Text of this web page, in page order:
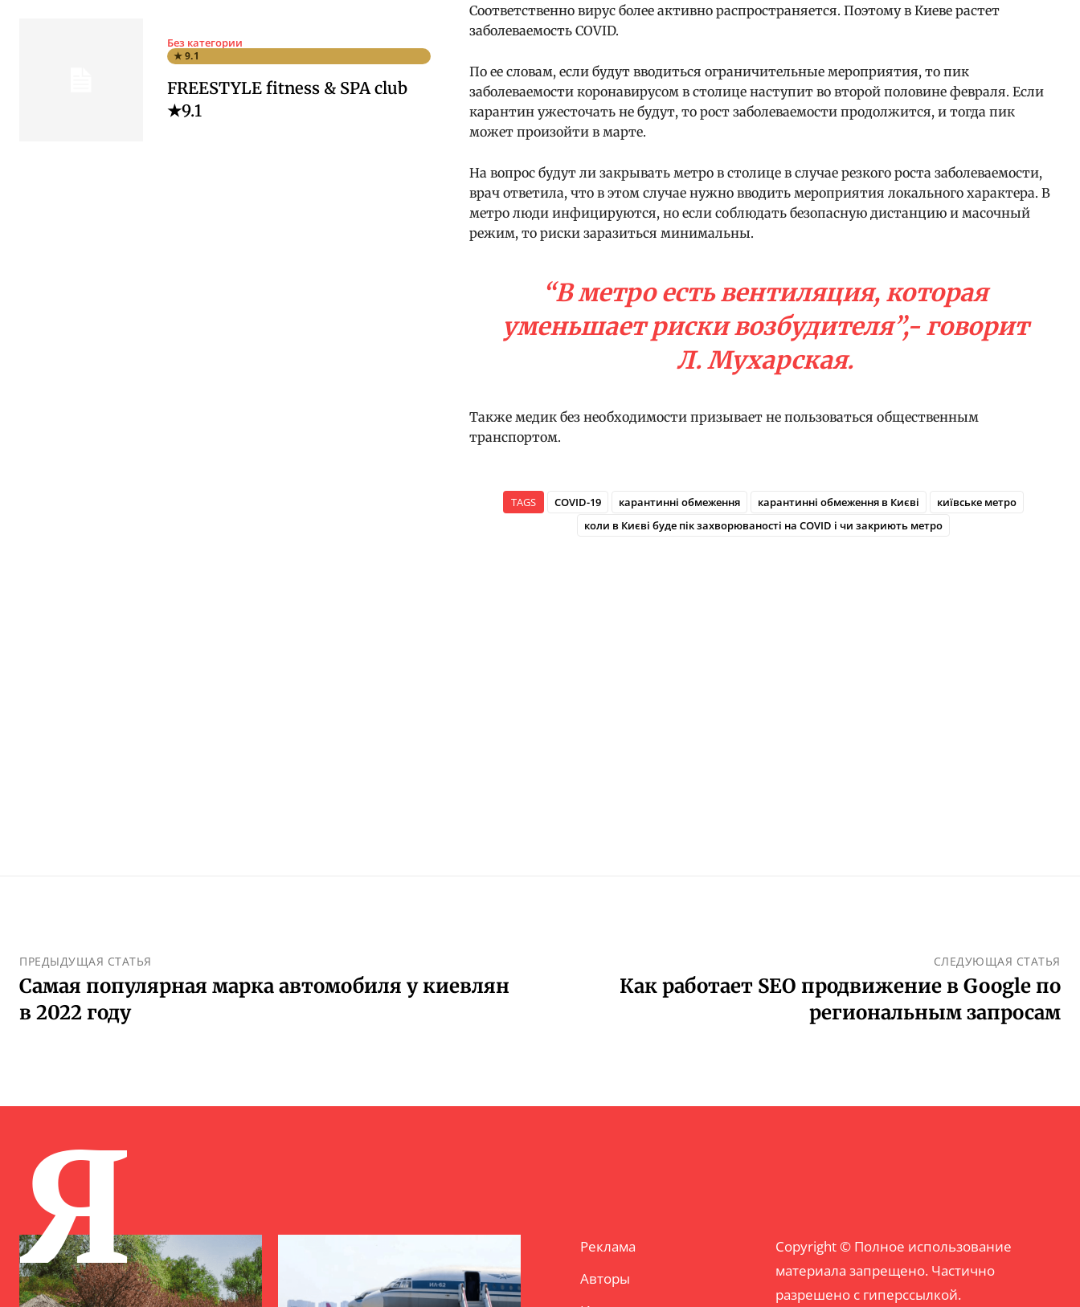
Без категории
★ 9.1
FREESTYLE fitness & SPA club
★9.1
Соответственно вирус более активно распространяется. Поэтому в Киеве растет
заболеваемость COVID.
По ее словам, если будут вводиться ограничительные мероприятия, то пик
заболеваемости коронавирусом в столице наступит во второй половине февраля. Если
карантин ужесточать не будут, то рост заболеваемости продолжится, и тогда пик
может произойти в марте.
На вопрос будут ли закрывать метро в столице в случае резкого роста заболеваемости,
врач ответила, что в этом случае нужно вводить мероприятия локального характера. В
метро люди инфицируются, но если соблюдать безопасную дистанцию и масочный
режим, то риски заразиться минимальны.
“В метро есть вентиляция, которая
уменьшает риски возбудителя”,- говорит
Л. Мухарская.
Также медик без необходимости призывает не пользоваться общественным
транспортом.
TAGS COVID-19 карантинні обмеження карантинні обмеження в Києві
київське метро
коли в Києві буде пік захворюваності на COVID і чи закриють метро
ПРЕДЫДУЩАЯ СТАТЬЯ
Самая популярная марка автомобиля у киевлян
в 2022 году
СЛЕДУЮЩАЯ СТАТЬЯ
Как работает SEO продвижение в Google по
региональным запросам
Я
Реклама
Авторы
Copyright © Полное использование
материала запрещено. Частично
разрешено с гиперссылкой.